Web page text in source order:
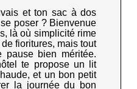
et ton sac à dos
poser ? Bienvenue
là où simplicité rime
fioritures, mais tout
bien méritée.
te propose un lit
et un bon petit
la journée du bon